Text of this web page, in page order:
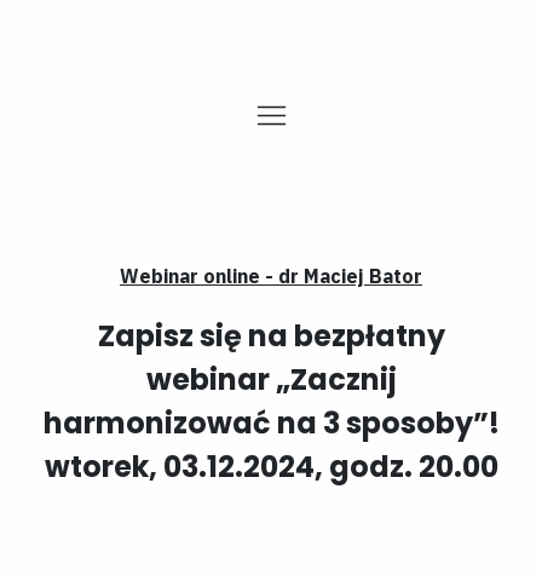
Webinar online - dr Maciej Bator
Zapisz się na bezpłatny
webinar „Zacznij
harmonizować na 3 sposoby”!
wtorek, 03.12.2024, godz. 20.00